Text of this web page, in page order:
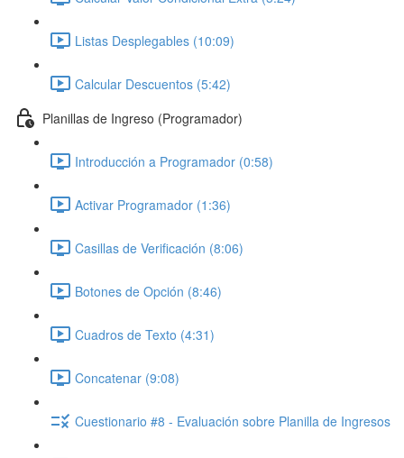
Listas Desplegables (10:09)
Calcular Descuentos (5:42)
Planillas de Ingreso (Programador)
Introducción a Programador (0:58)
Activar Programador (1:36)
Casillas de Verificación (8:06)
Botones de Opción (8:46)
Cuadros de Texto (4:31)
Concatenar (9:08)
Cuestionario #8 - Evaluación sobre Planilla de Ingresos